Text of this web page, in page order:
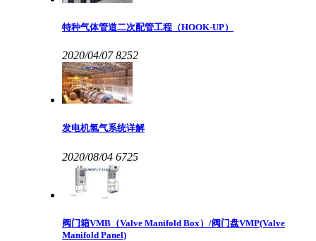
特种气体管道二次配管工程（HOOK-UP）
2020/04/07 8252
发电机氢气系统详解
2020/08/04 6725
阀门箱VMB（Valve Manifold Box）/阀门盘VMP(Valve
Manifold Panel)